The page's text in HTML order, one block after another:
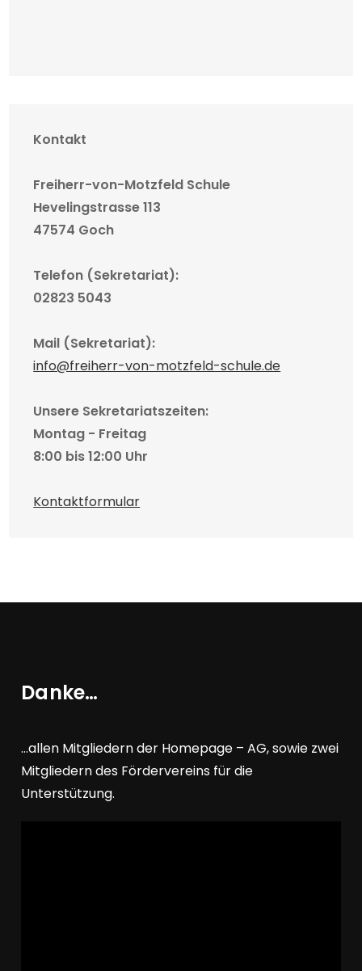
Kontakt
Freiherr-von-Motzfeld Schule
Hevelingstrasse 113
47574 Goch
Telefon (Sekretariat):
02823 5043
Mail (Sekretariat):
info@freiherr-von-motzfeld-schule.de
Unsere Sekretariatszeiten:
Montag - Freitag
8:00 bis 12:00 Uhr
Kontaktformular
Danke…
…allen Mitgliedern der Homepage – AG, sowie zwei
Mitgliedern des Fördervereins für die
Unterstützung.